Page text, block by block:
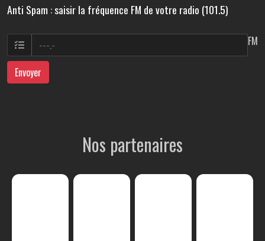
Anti Spam : saisir la fréquence FM de votre radio (101.5)
FM
Envoyer
Nos partenaires